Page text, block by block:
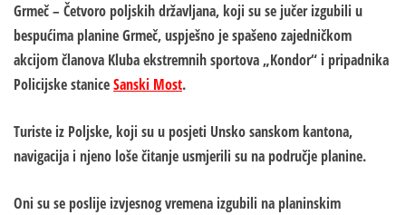
Grmeč – Četvoro poljskih državljana, koji su se jučer izgubili u
bespućima planine Grmeč, uspješno je spašeno zajedničkom
akcijom članova Kluba ekstremnih sportova „Kondor“ i pripadnika
Policijske staniceSanski Most.
Turiste iz Poljske, koji su u posjeti Unsko sanskom kantona,
navigacija i njeno loše čitanje usmjerili su na područje planine.
Oni su se poslije izvjesnog vremena izgubili na planinskim